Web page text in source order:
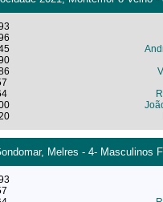
Melres - 4- Masculinos